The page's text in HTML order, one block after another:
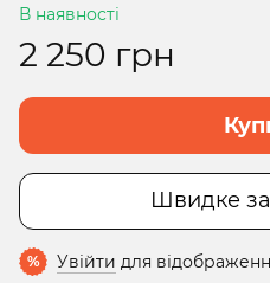
В наявності
2 250 грн
Швидке
% Увійти для